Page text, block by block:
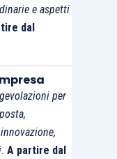
e aspetti
dal
per
A partire dal